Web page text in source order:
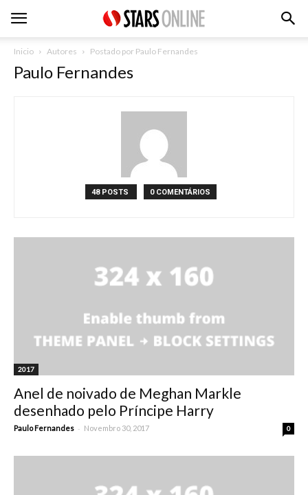
Inicio Autores Postado por Paulo Fernandes
Paulo Fernandes
48 POSTS 0 COMENTÁRIOS
2017
Anel de noivado de Meghan Markle
desenhado pelo Príncipe Harry
Paulo Fernandes - Novembro 30, 2017 0